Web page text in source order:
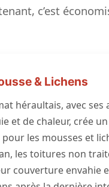
c’est
& Lichens
héraultais, avec ses
et de chaleur, crée
les mousses et
les toitures non
couverture envahie